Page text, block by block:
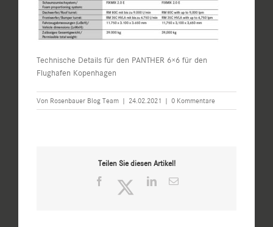
Technische Details für den PANTHER 6×6 für den
Flughafen Kopenhagen
Von Rosenbauer Blog Team | 24.02.2021 | 0 Kommentare
Teilen Sie diesen Artikel!
Facebook TwitterLinkedIn
E-